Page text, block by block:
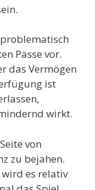
Pässe vor.
das Vermögen
ist
wirkt.
von
zu bejahen.
wird es relativ